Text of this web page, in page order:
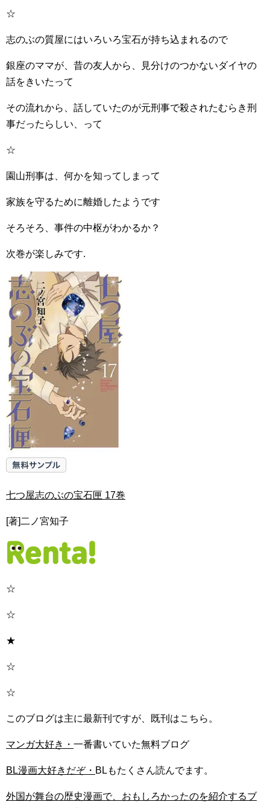
☆
志のぶの質屋にはいろいろ宝石が持ち込まれるので
銀座のママが、昔の友人から、見分けのつかないダイヤの
話をきいたって
その流れから、話していたのが元刑事で殺されたむらき刑
事だったらしい、って
☆
園山刑事は、何かを知ってしまって
家族を守るために離婚したようです
そろそろ、事件の中枢がわかるか？
次巻が楽しみです.
七つ屋志のぶの宝石匣 17巻
[著]二ノ宮知子
☆
☆
★
☆
☆
このブログは主に最新刊ですが、既刊はこちら。
マンガ大好き・ 一番書いていた無料ブログ
BL漫画大好きだぞ・ BLもたくさん読んでます。
外国が舞台の歴史漫画で、おもしろかったのを紹介するブ